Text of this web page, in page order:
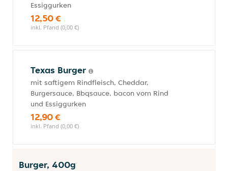
Essiggurken
12,50 €
inkl. Pfand (0,00 €)
Texas Burger
mit saftigem Rindfleisch, Cheddar,
Burgersauce, Bbqsauce, bacon vom Rind
und Essiggurken
12,90 €
inkl. Pfand (0,00 €)
Burger, 400g